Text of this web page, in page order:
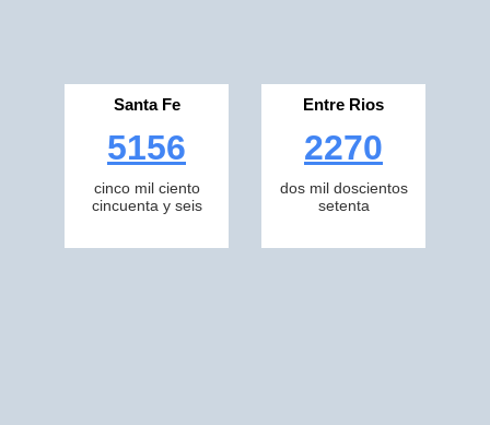
Santa Fe
5156
cinco mil ciento
cincuenta y seis
Entre Rios
2270
dos mil doscientos
setenta